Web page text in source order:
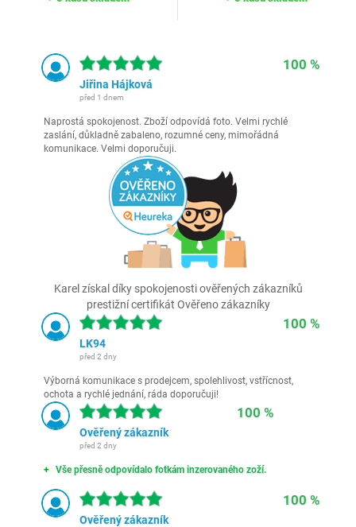
100 %
Jiřina Hájková
před 1 dnem
Naprostá spokojenost. Zboží odpovídá foto. Velmi rychlé
zaslání, důkladně zabaleno, rozumné ceny, mimořádná
komunikace. Velmi doporučuji.
Karel získal díky spokojenosti ověřených zákazníků
prestižní certifikát Ověřeno zákazníky
100 %
LK94
před 2 dny
Výborná komunikace s prodejcem, spolehlivost, vstřícnost,
ochota a rychlé jednání, ráda doporučuji!
100 %
Ověřený zákazník
před 2 dny
Vše přesně odpovídalo fotkám inzerovaného zoží.
100 %
Ověřený zákazník